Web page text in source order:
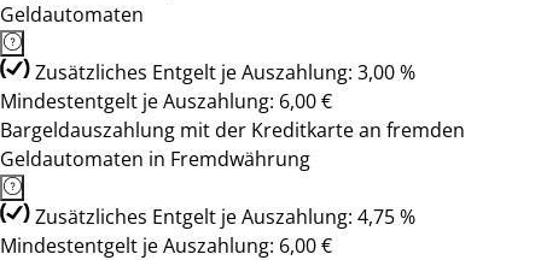
Geldautomaten
Zusätzliches Entgelt je Auszahlung: 3,00 %
Mindestentgelt je Auszahlung: 6,00 €
Bargeldauszahlung mit der Kreditkarte an fremden
Geldautomaten in Fremdwährung
Zusätzliches Entgelt je Auszahlung: 4,75 %
Mindestentgelt je Auszahlung: 6,00 €